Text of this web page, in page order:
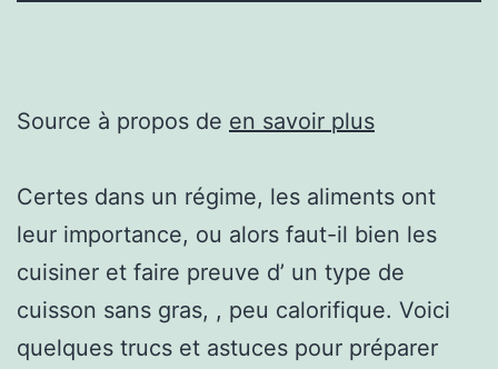
Source à propos de en savoir plus
Certes dans un régime, les aliments ont
leur importance, ou alors faut-il bien les
cuisiner et faire preuve d’ un type de
cuisson sans gras, , peu calorifique. Voici
quelques trucs et astuces pour préparer